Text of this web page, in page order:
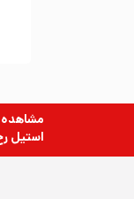
استیل